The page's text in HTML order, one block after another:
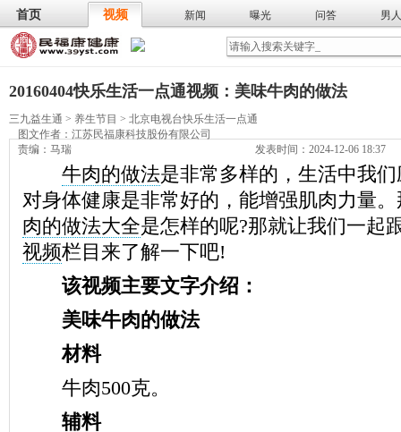
首页 视频 新闻 曝光 问答 男人
武术 气功 食谱 营养
20160404快乐生活一点通视频：美味牛肉的做法
三九益生通 > 养生节目 > 北京电视台快乐生活一点通
图文作者： 江苏民福康科技股份有限公司
责编：马瑞
发表时间：2024-12-06 18:37
牛肉的做法是非常多样的，生活中我
对身体健康是非常好的，能增强肌肉力量
肉的做法大全是怎样的呢?那就让我们一起
视频栏目来了解一下吧!
该视频主要文字介绍：
美味牛肉的做法
材料
牛肉500克。
辅料